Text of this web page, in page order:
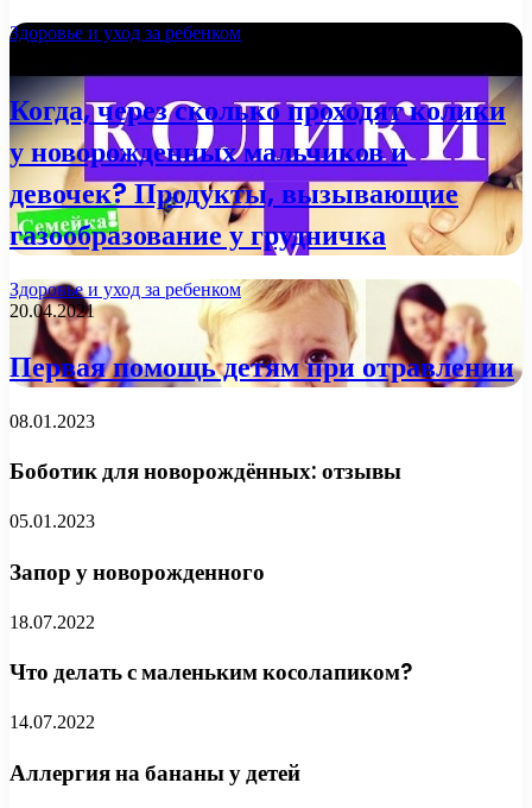
Здоровье и уход за ребенком
Когда, через сколько проходят колики
у новорожденных мальчиков и
девочек? Продукты, вызывающие
газообразование у грудничка
Здоровье и уход за ребенком
20.04.2021
Первая помощь детям при отравлении
08.01.2023
Боботик для новорождённых: отзывы
05.01.2023
Запор у новорожденного
18.07.2022
Что делать с маленьким косолапиком?
14.07.2022
Аллергия на бананы у детей